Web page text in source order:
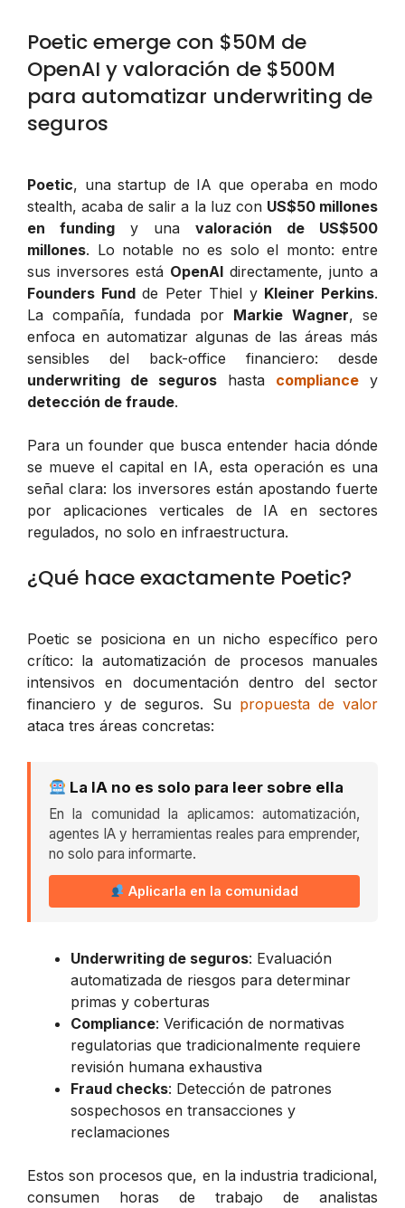
Poetic emerge con $50M de
OpenAI y valoración de $500M
para automatizar underwriting de
seguros
Poetic, una startup de IA que operaba en modo
stealth, acaba de salir a la luz con US$50 millones
en funding y una valoración de US$500
millones. Lo notable no es solo el monto: entre
sus inversores está OpenAI directamente, junto a
Founders Fundde Peter Thiel y Kleiner Perkins.
La compañía, fundada por Markie Wagner, se
enfoca en automatizar algunas de las áreas más
sensibles del back-office financiero: desde
underwriting de seguros hasta compliance y
detección de fraude.
Para un founder que busca entender hacia dónde
se mueve el capital en IA, esta operación es una
señal clara: los inversores están apostando fuerte
por aplicaciones verticales de IA en sectores
regulados, no solo en infraestructura.
¿Qué hace exactamente Poetic?
Poetic se posiciona en un nicho específico pero
crítico: la automatización de procesos manuales
intensivos en documentación dentro del sector
financiero y de seguros. Su propuesta de valor
ataca tres áreas concretas:
La IA no es solo para leer sobre ella
En la comunidad la aplicamos: automatización,
agentes IA y herramientas reales para emprender,
no solo para informarte.
Aplicarla en la comunidad
Underwriting de seguros: Evaluación
automatizada de riesgos para determinar
primas y coberturas
Compliance: Verificación de normativas
regulatorias que tradicionalmente requiere
revisión humana exhaustiva
Fraud checks: Detección de patrones
sospechosos en transacciones y
reclamaciones
Estos son procesos que, en la industria tradicional,
consumen horas de trabajo de analistas